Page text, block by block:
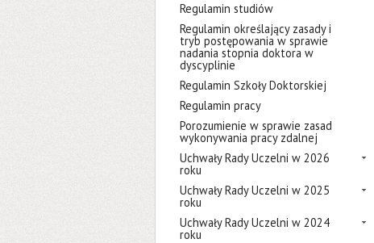
Regulamin studiów
Regulamin określający zasady i
tryb postępowania w sprawie
nadania stopnia doktora w
dyscyplinie
Regulamin Szkoły Doktorskiej
Regulamin pracy
Porozumienie w sprawie zasad
wykonywania pracy zdalnej
Uchwały Rady Uczelni w 2026
roku
Uchwały Rady Uczelni w 2025
roku
Uchwały Rady Uczelni w 2024
roku